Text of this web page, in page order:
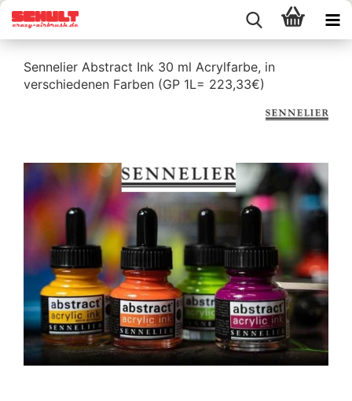
Sennelier Abstract Ink 30 ml Acrylfarbe, in
verschiedenen Farben (GP 1L= 223,33€)